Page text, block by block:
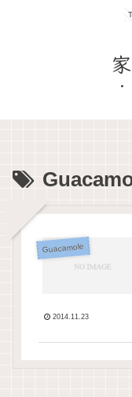
Guacamole
2014.11.23